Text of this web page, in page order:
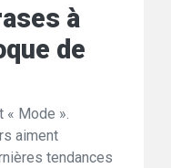
à
de
« Mode ».
aiment
tendances